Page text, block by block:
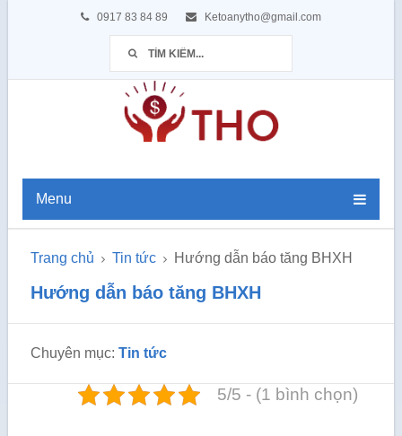
0917 83 84 89 Ketoanytho@gmail.com
Menu
Trang chủ Tin tức Hướng dẫn báo tăng BHXH
Hướng dẫn báo tăng BHXH
Chuyên mục: Tin tức
5/5 - (1 bình chọn)